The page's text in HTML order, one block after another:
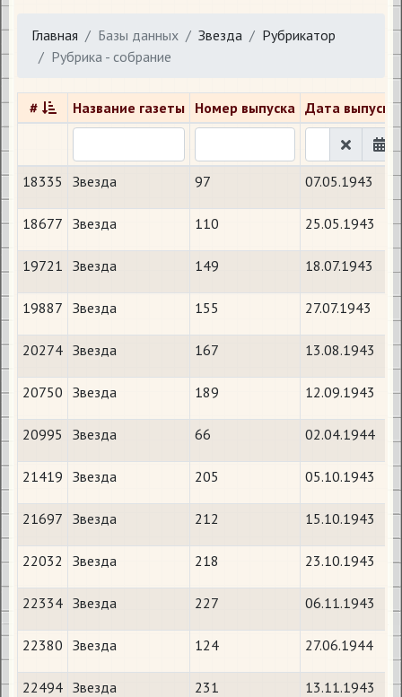
Главная Базы данных Звезда
Рубрикатор
Рубрика - собрание
# Название газеты Номер выпуска Дата выпуска
18335 Звезда 97 07.05.1943
18677 Звезда 110 25.05.1943
19721 Звезда 149 18.07.1943
19887 Звезда 155 27.07.1943
20274 Звезда 167 13.08.1943
20750 Звезда 189 12.09.1943
20995 Звезда 66 02.04.1944
21419 Звезда 205 05.10.1943
21697 Звезда 212 15.10.1943
22032 Звезда 218 23.10.1943
22334 Звезда 227 06.11.1943
22380 Звезда 124 27.06.1944
22494 Звезда 231 13.11.1943